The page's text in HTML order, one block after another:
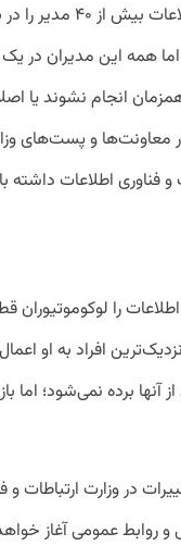
وزیر ارتباطات و
همه این مدیران در یک
انجام نشوند یا
و پست‌های
اطلاعات داشته باشد به ۳ بخش
را لوکوموتیوران
نزدیک‌ترین افراد به او
آنها برده نمی‌شود؛ اما
در وزارت ارتباطات و
و روابط عمومی آغاز